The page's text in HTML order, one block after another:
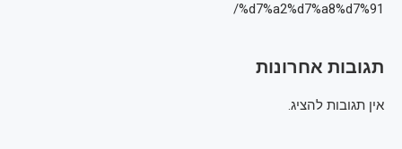
%d7%a2%d7%a8%d7%91/
תגובות אחרונות
אין תגובות להציג.